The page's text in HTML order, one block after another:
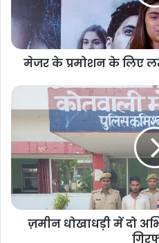
मेजर के प्रमोशन के लिए
ज़मीन धोखाधड़ी में दो